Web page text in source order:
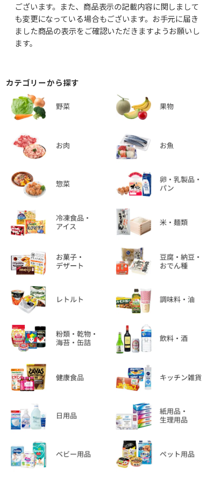
ございます。また、商品表示の記載内容に関しまして
も変更になっている場合もございます。お手元に届き
ました商品の表示をご確認いただきますようお願いし
ます。
カテゴリーから探す